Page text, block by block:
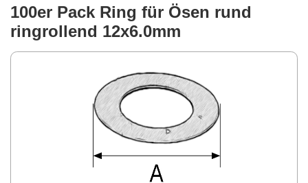
100er Pack Ring für Ösen rund
ringrollend 12x6.0mm